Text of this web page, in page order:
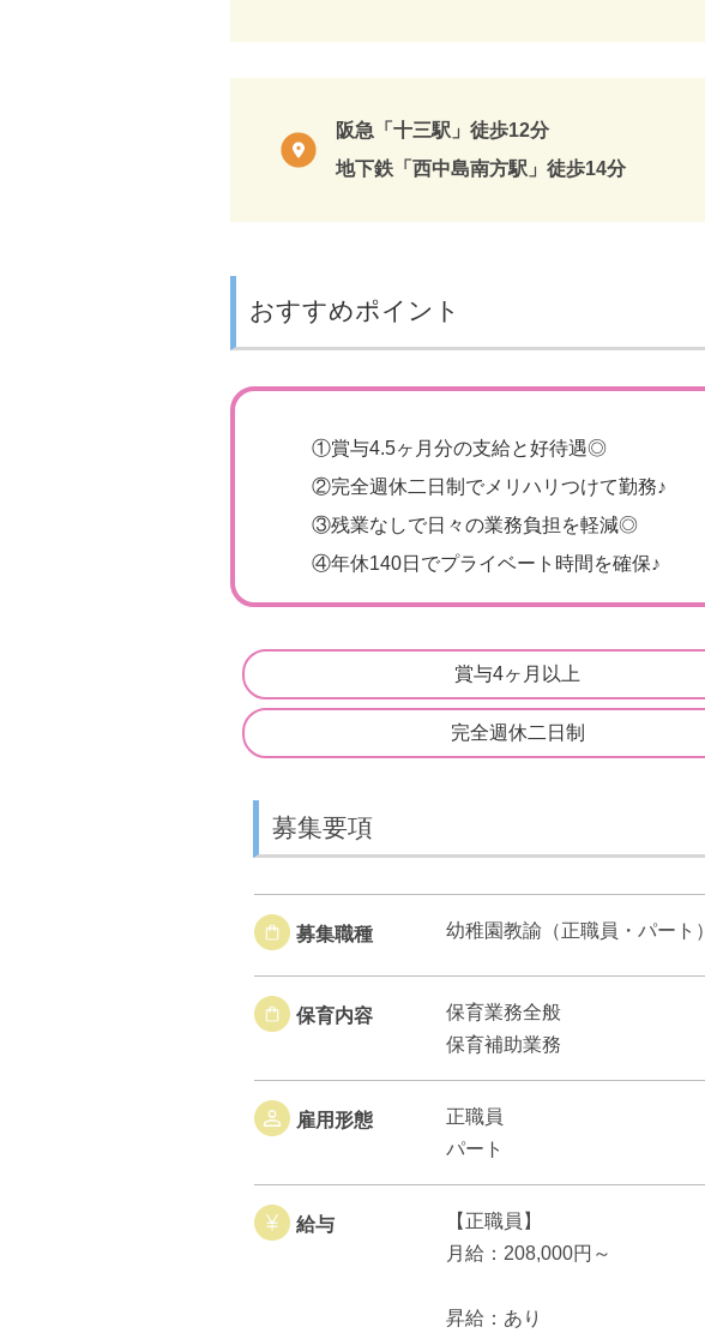
阪急「十三駅」徒歩12分
地下鉄「西中島南方駅」徒歩14分
おすすめポイント
①賞与4.5ヶ月分の支給と好待遇◎
②完全週休二日制でメリハリつけて勤務♪
③残業なしで日々の業務負担を軽減◎
④年休140日でプライベート時間を確保♪
賞与4ヶ月以上
完全週休二日制
募集要項
募集職種 幼稚園教諭（正職員・パート）
保育内容
保育業務全般
保育補助業務
雇用形態
正職員
パート
給与
【正職員】
月給：208,000円～
昇給：あり